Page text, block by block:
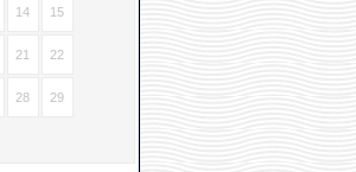
14 15
21 22
28 29